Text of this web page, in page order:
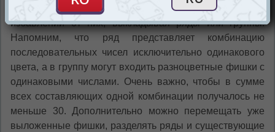
фишек с цифрами, игроки соревнуются в быстром
избавлении от них, выкладывая ряды или группы.
Напомним, что ряд представляет комбинацию
последовательных чисел исключительно одинакового
цвета, а в группу могут входить разноцветные фишки с
одинаковыми числами. Очень важно, чтобы в сумме
всех составляющих одной комбинации получалось не
меньше 30. Дополнительно можно перемещать уже
выложенные фишки, разделять ряды и существующие